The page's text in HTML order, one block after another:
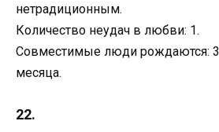
нетрадиционным.
Количество неудач в любви: 1.
Совместимые люди рождаются: 3,
месяца.
22.